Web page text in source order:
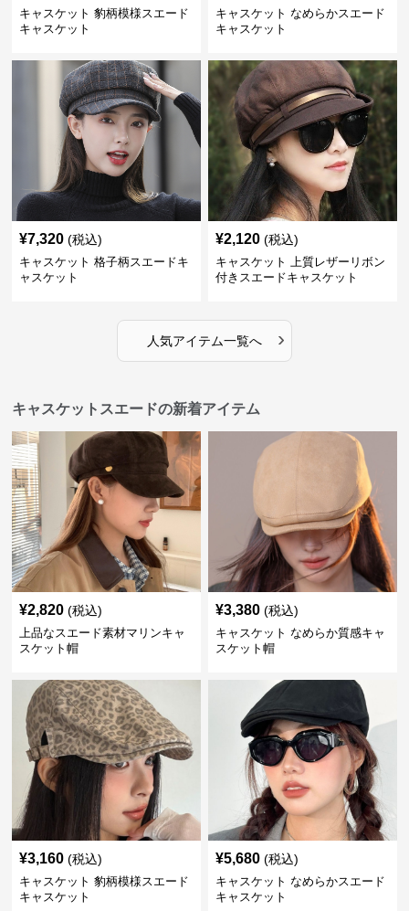
キャスケット 豹柄模様スエード
キャスケット
キャスケット なめらかスエード
キャスケット
¥7,320 (税込)
キャスケット 格子柄スエードキ
ャスケット
¥2,120 (税込)
キャスケット 上質レザーリボン
付きスエードキャスケット
人気アイテム一覧へ ›
キャスケットスエードの新着アイテム
¥2,820 (税込)
上品なスエード素材マリンキャ
スケット帽
¥3,380 (税込)
キャスケット なめらか質感キャ
スケット帽
¥3,160 (税込)
キャスケット 豹柄模様スエード
キャスケット
¥5,680 (税込)
キャスケット なめらかスエード
キャスケット